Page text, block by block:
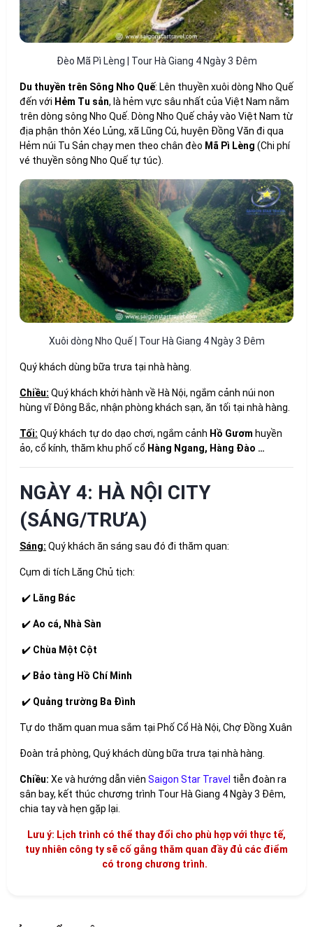
Đèo Mã Pì Lèng | Tour Hà Giang 4 Ngày 3 Đêm
Du thuyền trên Sông Nho Quế: Lên thuyền xuôi dòng Nho Quế
đến với Hẻm Tu sản, là hẻm vực sâu nhất của Việt Nam nằm
trên dòng sông Nho Quế. Dòng Nho Quế chảy vào Việt Nam từ
địa phận thôn Xéo Lủng, xã Lũng Cú, huyện Đồng Văn đi qua
Hẻm núi Tu Sản chạy men theo chân đèo Mã Pì Lèng (Chi phí
vé thuyền sông Nho Quế tự túc).
Xuôi dòng Nho Quế | Tour Hà Giang 4 Ngày 3 Đêm
Quý khách dùng bữa trưa tại nhà hàng.
Chiều: Quý khách khởi hành về Hà Nội, ngắm cảnh núi non
hùng vĩ Đông Bắc, nhận phòng khách sạn, ăn tối tại nhà hàng.
Tối: Quý khách tự do dạo chơi, ngắm cảnh Hồ Gươm huyền
ảo, cổ kính, thăm khu phố cổ Hàng Ngang, Hàng Đào …
NGÀY 4: HÀ NỘI CITY
(SÁNG/TRƯA)
Sáng: Quý khách ăn sáng sau đó đi thăm quan:
Cụm di tích Lăng Chủ tịch:
✔️ Lăng Bác
✔️Ao cá, Nhà Sàn
✔️ Chùa Một Cột
✔️ Bảo tàng Hồ Chí Minh
✔️ Quảng trường Ba Đình
Tự do thăm quan mua sắm tại Phố Cổ Hà Nội, Chợ Đồng Xuân
Đoàn trả phòng, Quý khách dùng bữa trưa tại nhà hàng.
Chiều: Xe và hướng dẫn viên Saigon Star Travel tiễn đoàn ra
sân bay, kết thúc chương trình Tour Hà Giang 4 Ngày 3 Đêm,
chia tay và hẹn gặp lại.
Lưu ý: Lịch trình có thể thay đổi cho phù hợp với thực tế,
tuy nhiên công ty sẽ cố gắng thăm quan đầy đủ các điểm
có trong chương trình.